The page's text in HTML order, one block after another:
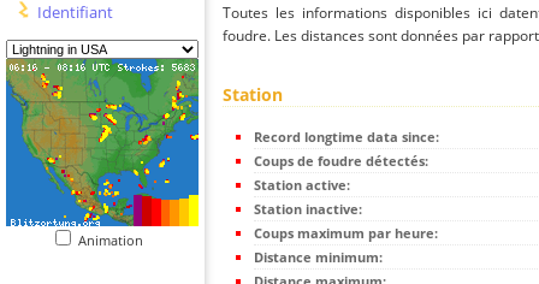
Identifiant
Animation
Toutes les informations disponibles ici
foudre. Les distances sont données par
Station
Record longtime data since:
Coups de foudre détectés:
Station active:
Station inactive:
Coups maximum par heure:
Distance minimum: